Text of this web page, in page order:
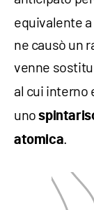
equivalente
ne causò un
venne
al cui interno
uno
atomica.